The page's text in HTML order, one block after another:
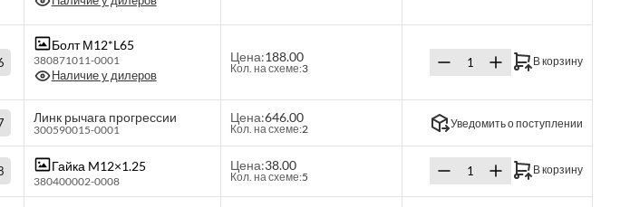
Болт М12*L65
380871011-0001
Наличие у дилеров
Цена:188.00
Кол. на схеме:3
В корзину
Линк рычага прогрессии
300590015-0001
Цена:646.00
Кол. на схеме:2 Уведомить о поступлении
Гайка M12×1.25
380400002-0008
Цена:38.00
Кол. на схеме:5
В корзину